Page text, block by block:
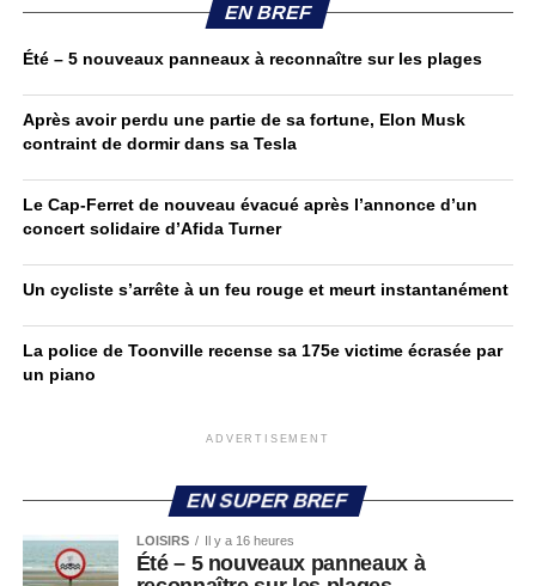
EN BREF
Été – 5 nouveaux panneaux à reconnaître sur les plages
Après avoir perdu une partie de sa fortune, Elon Musk
contraint de dormir dans sa Tesla
Le Cap-Ferret de nouveau évacué après l’annonce d’un
concert solidaire d’Afida Turner
Un cycliste s’arrête à un feu rouge et meurt instantanément
La police de Toonville recense sa 175e victime écrasée par
un piano
ADVERTISEMENT
EN SUPER BREF
LOISIRS Il y a 16 heures
Été – 5 nouveaux panneaux à